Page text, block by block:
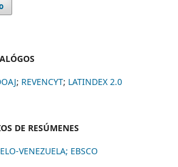
; REVENCYT; LATINDEX 2.0
DE RESÚMENES
VENEZUELA; EBSCO